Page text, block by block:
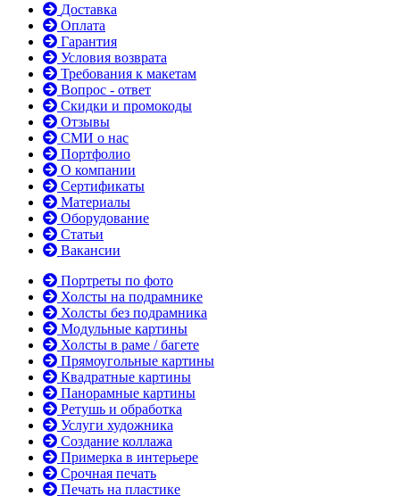
Доставка
Оплата
Гарантия
Условия возврата
Требования к макетам
Вопрос - ответ
Скидки и промокоды
Отзывы
СМИ о нас
Портфолио
О компании
Сертификаты
Материалы
Оборудование
Статьи
Вакансии
Портреты по фото
Холсты на подрамнике
Холсты без подрамника
Модульные картины
Холсты в раме / багете
Прямоугольные картины
Квадратные картины
Панорамные картины
Ретушь и обработка
Услуги художника
Создание коллажа
Примерка в интерьере
Срочная печать
Печать на пластике